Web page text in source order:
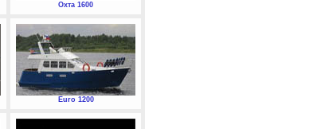
Охта 1600
Euro 1200